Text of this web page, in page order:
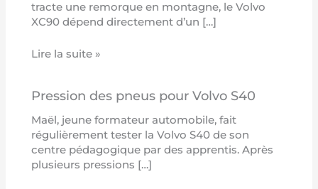
tracte une remorque en montagne, le Volvo
XC90 dépend directement d’un […]
Lire la suite »
Pression des pneus pour Volvo S40
Maël, jeune formateur automobile, fait
régulièrement tester la Volvo S40 de son
centre pédagogique par des apprentis. Après
plusieurs pressions […]